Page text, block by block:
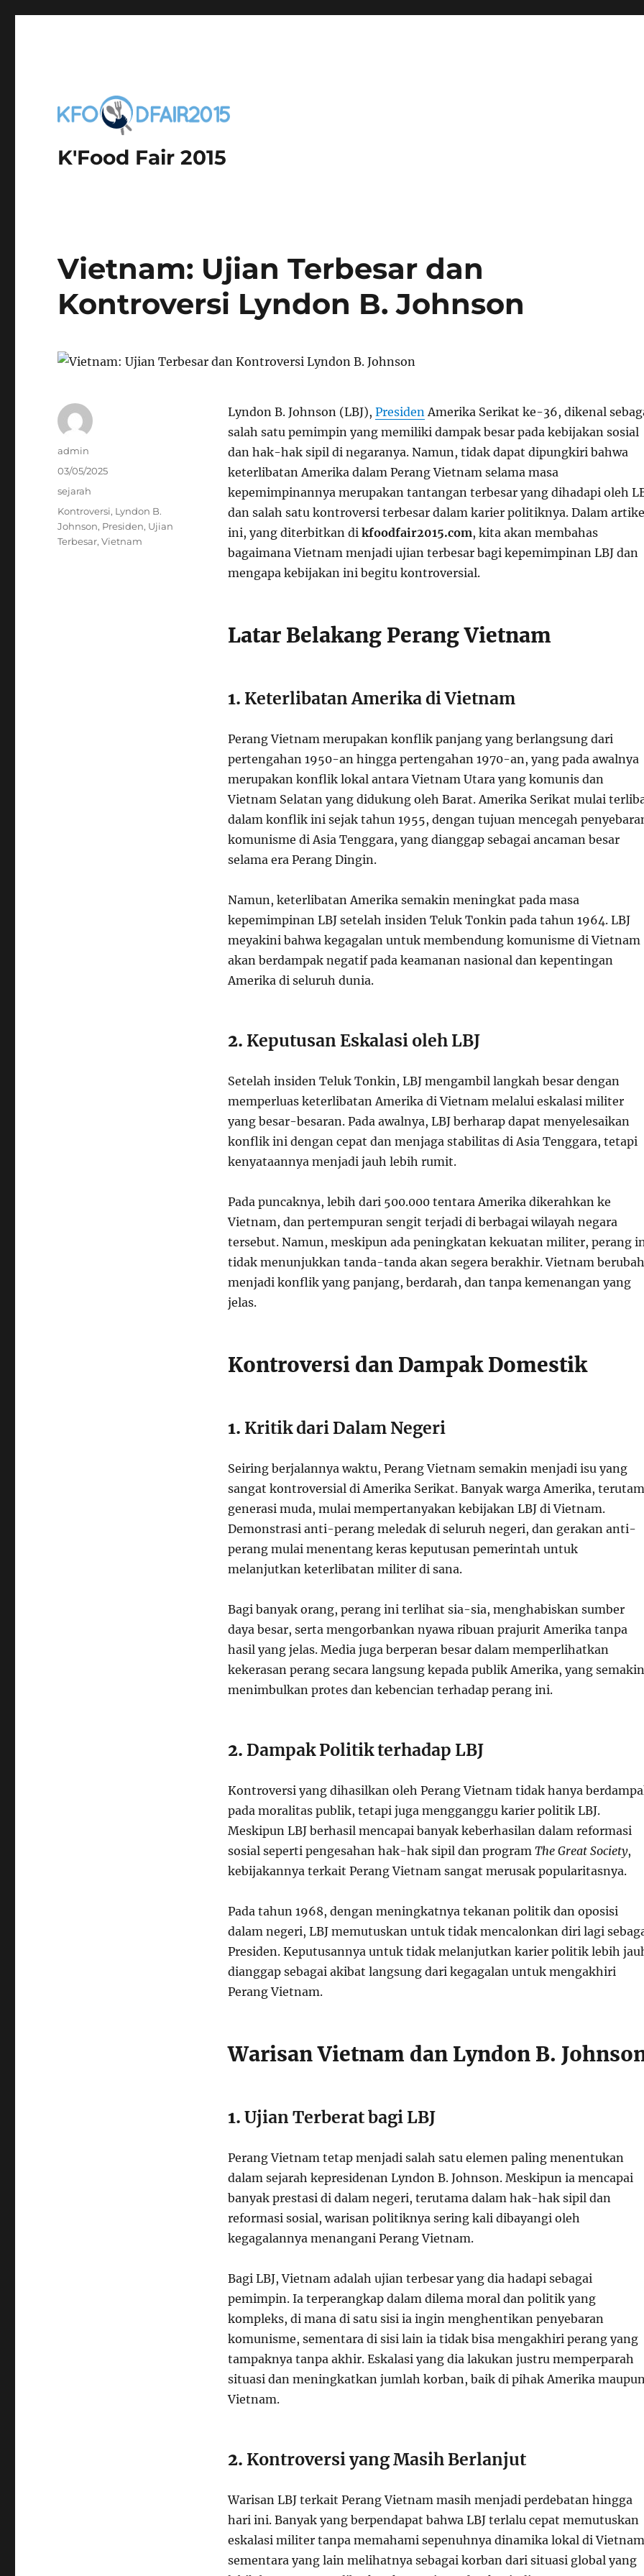
K'Food Fair 2015
Vietnam: Ujian Terbesar dan
Kontroversi Lyndon B. Johnson
Lyndon B. Johnson (LBJ), PresidenAmerika Serikat ke-36, dikenal
salah satu pemimpin yang memiliki dampak besar pada kebijakan sosial
dan hak-hak sipil di negaranya. Namun, tidak dapat dipungkiri bahwa
keterlibatan Amerika dalam Perang Vietnam selama masa
kepemimpinannya merupakan tantangan terbesar yang dihadapi oleh
dan salah satu kontroversi terbesar dalam karier politiknya. Dalam
ini, yang diterbitkan di kfoodfair2015.com, kita akan membahas
bagaimana Vietnam menjadi ujian terbesar bagi kepemimpinan LBJ dan
mengapa kebijakan ini begitu kontroversial.
Latar Belakang Perang Vietnam
1. Keterlibatan Amerika di Vietnam
Perang Vietnam merupakan konflik panjang yang berlangsung dari
pertengahan 1950-an hingga pertengahan 1970-an, yang pada awalnya
merupakan konflik lokal antara Vietnam Utara yang komunis dan
Vietnam Selatan yang didukung oleh Barat. Amerika Serikat mulai
dalam konflik ini sejak tahun 1955, dengan tujuan mencegah
komunisme di Asia Tenggara, yang dianggap sebagai ancaman besar
selama era Perang Dingin.
Namun, keterlibatan Amerika semakin meningkat pada masa
kepemimpinan LBJ setelah insiden Teluk Tonkin pada tahun 1964. LBJ
meyakini bahwa kegagalan untuk membendung komunisme di Vietnam
akan berdampak negatif pada keamanan nasional dan kepentingan
Amerika di seluruh dunia.
2. Keputusan Eskalasi oleh LBJ
Setelah insiden Teluk Tonkin, LBJ mengambil langkah besar dengan
memperluas keterlibatan Amerika di Vietnam melalui eskalasi militer
yang besar-besaran. Pada awalnya, LBJ berharap dapat menyelesaikan
konflik ini dengan cepat dan menjaga stabilitas di Asia Tenggara, tetapi
kenyataannya menjadi jauh lebih rumit.
Pada puncaknya, lebih dari 500.000 tentara Amerika dikerahkan ke
Vietnam, dan pertempuran sengit terjadi di berbagai wilayah negara
tersebut. Namun, meskipun ada peningkatan kekuatan militer, perang
tidak menunjukkan tanda-tanda akan segera berakhir. Vietnam berubah
menjadi konflik yang panjang, berdarah, dan tanpa kemenangan yang
jelas.
Kontroversi dan Dampak Domestik
1. Kritik dari Dalam Negeri
Seiring berjalannya waktu, Perang Vietnam semakin menjadi isu yang
sangat kontroversial di Amerika Serikat. Banyak warga Amerika,
generasi muda, mulai mempertanyakan kebijakan LBJ di Vietnam.
Demonstrasi anti-perang meledak di seluruh negeri, dan gerakan anti-
perang mulai menentang keras keputusan pemerintah untuk
melanjutkan keterlibatan militer di sana.
Bagi banyak orang, perang ini terlihat sia-sia, menghabiskan sumber
daya besar, serta mengorbankan nyawa ribuan prajurit Amerika tanpa
hasil yang jelas. Media juga berperan besar dalam memperlihatkan
kekerasan perang secara langsung kepada publik Amerika, yang semakin
menimbulkan protes dan kebencian terhadap perang ini.
2. Dampak Politik terhadap LBJ
Kontroversi yang dihasilkan oleh Perang Vietnam tidak hanya
pada moralitas publik, tetapi juga mengganggu karier politik LBJ.
Meskipun LBJ berhasil mencapai banyak keberhasilan dalam reformasi
sosial seperti pengesahan hak-hak sipil dan program The Great Society,
kebijakannya terkait Perang Vietnam sangat merusak popularitasnya.
Pada tahun 1968, dengan meningkatnya tekanan politik dan oposisi
dalam negeri, LBJ memutuskan untuk tidak mencalonkan diri lagi
Presiden. Keputusannya untuk tidak melanjutkan karier politik lebih
dianggap sebagai akibat langsung dari kegagalan untuk mengakhiri
Perang Vietnam.
Warisan Vietnam dan Lyndon B.
1. Ujian Terberat bagi LBJ
Perang Vietnam tetap menjadi salah satu elemen paling menentukan
dalam sejarah kepresidenan Lyndon B. Johnson. Meskipun ia mencapai
banyak prestasi di dalam negeri, terutama dalam hak-hak sipil dan
reformasi sosial, warisan politiknya sering kali dibayangi oleh
kegagalannya menangani Perang Vietnam.
Bagi LBJ, Vietnam adalah ujian terbesar yang dia hadapi sebagai
pemimpin. Ia terperangkap dalam dilema moral dan politik yang
kompleks, di mana di satu sisi ia ingin menghentikan penyebaran
komunisme, sementara di sisi lain ia tidak bisa mengakhiri perang yang
tampaknya tanpa akhir. Eskalasi yang dia lakukan justru memperparah
situasi dan meningkatkan jumlah korban, baik di pihak Amerika
Vietnam.
2. Kontroversi yang Masih Berlanjut
Warisan LBJ terkait Perang Vietnam masih menjadi perdebatan hingga
hari ini. Banyak yang berpendapat bahwa LBJ terlalu cepat memutuskan
eskalasi militer tanpa memahami sepenuhnya dinamika lokal di
sementara yang lain melihatnya sebagai korban dari situasi global yang
Author
admin
Posted
on
03/05/2025
Categories
sejarah
Tags
Kontroversi, Lyndon B.
Johnson, Presiden, Ujian
Terbesar,Vietnam